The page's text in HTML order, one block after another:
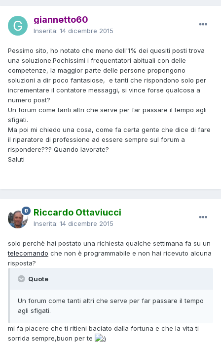
giannetto60
Inserita: 14 dicembre 2015
Pessimo sito, ho notato che meno dell'1% dei quesiti posti trova
una soluzione.Pochissimi i frequentatori abituali con delle
competenze, la maggior parte delle persone propongono
soluzioni a dir poco fantasiose, e tanti che rispondono solo per
incrementare il contatore messaggi, si vince forse qualcosa a
numero post?
Un forum come tanti altri che serve per far passare il tempo agli
sfigati.
Ma poi mi chiedo una cosa, come fa certa gente che dice di fare
il riparatore di professione ad essere sempre sul forum a
rispondere??? Quando lavorate?
Saluti
Riccardo Ottaviucci
Inserita: 14 dicembre 2015
solo perchè hai postato una richiesta qualche settimana fa su un
telecomando che non è programmabile e non hai ricevuto alcuna
risposta?
Quote
Un forum come tanti altri che serve per far passare il tempo
agli sfigati.
mi fa piacere che ti ritieni baciato dalla fortuna e che la vita ti
sorrida sempre,buon per te